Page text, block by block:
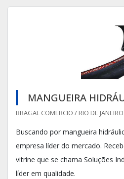
MANGUEIRA
BRAGAL COMERCIO / RIO DE JANEIRO
Buscando por mangueira
empresa líder do mercado.
vitrine que se chama Soluções
líder em qualidade.